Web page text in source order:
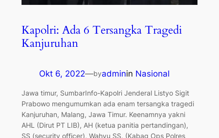
Kapolri: Ada 6 Tersangka Tragedi
Kanjuruhan
Okt 6, 2022—byadminin Nasional
Jawa timur, SumbarInfo-Kapolri Jenderal Listyo Sigit
Prabowo mengumumkan ada enam tersangka tragedi
Kanjuruhan, Malang, Jawa Timur. Keenamnya yakni
AHL (Dirut PT LIB), AH (ketua panitia pertandingan),
SS (security officer), Wahyu SS, (Kabag Ops Polres